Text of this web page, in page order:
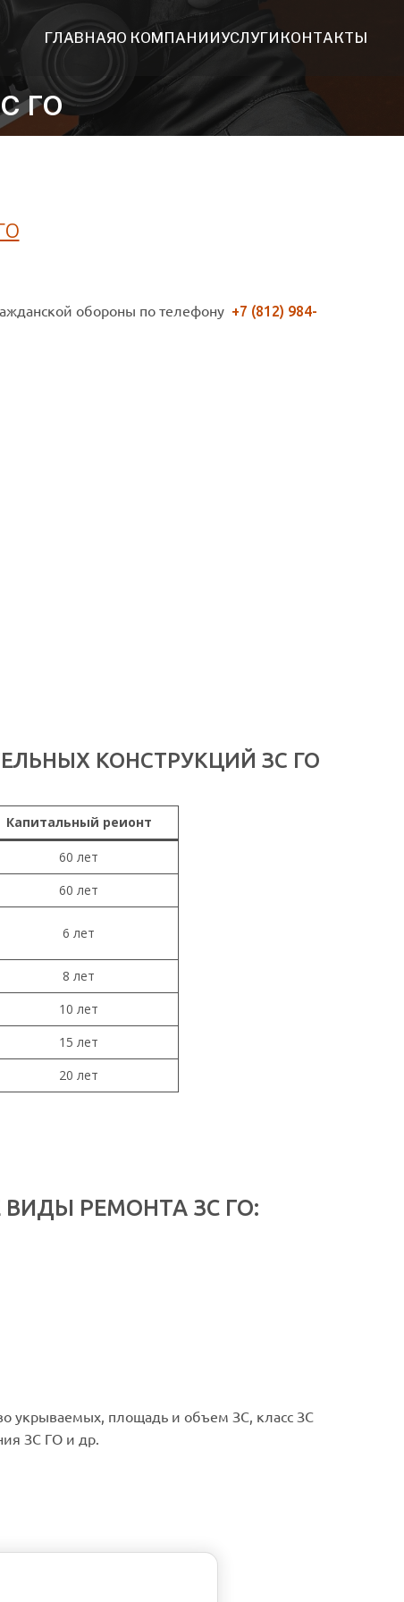
ГЛАВНАЯО КОМПАНИИУСЛУГИ КОНТАКТЫ
ГО
обороны по телефону +7 (812) 984-
КОНСТРУКЦИЙ ЗС ГО
Капитальный реионт
60 лет
60 лет
6 лет
8 лет
10 лет
15 лет
20 лет
РЕМОНТА ЗС ГО:
укрываемых, площадь и объем ЗС, класс ЗС
ЗС ГО и др.